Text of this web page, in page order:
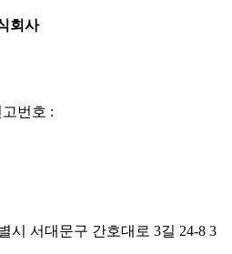
회사
번호 :
시 서대문구 간호대로 3길 24-8 3